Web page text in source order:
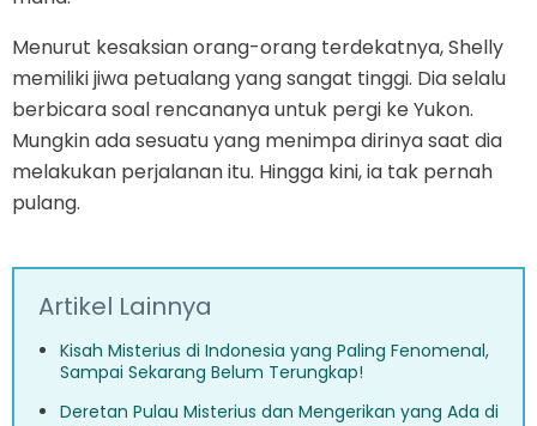
Menurut kesaksian orang-orang terdekatnya, Shelly
memiliki jiwa petualang yang sangat tinggi. Dia selalu
berbicara soal rencananya untuk pergi ke Yukon.
Mungkin ada sesuatu yang menimpa dirinya saat dia
melakukan perjalanan itu. Hingga kini, ia tak pernah
pulang.
Artikel Lainnya
Kisah Misterius di Indonesia yang Paling Fenomenal,
Sampai Sekarang Belum Terungkap!
Deretan Pulau Misterius dan Mengerikan yang Ada di